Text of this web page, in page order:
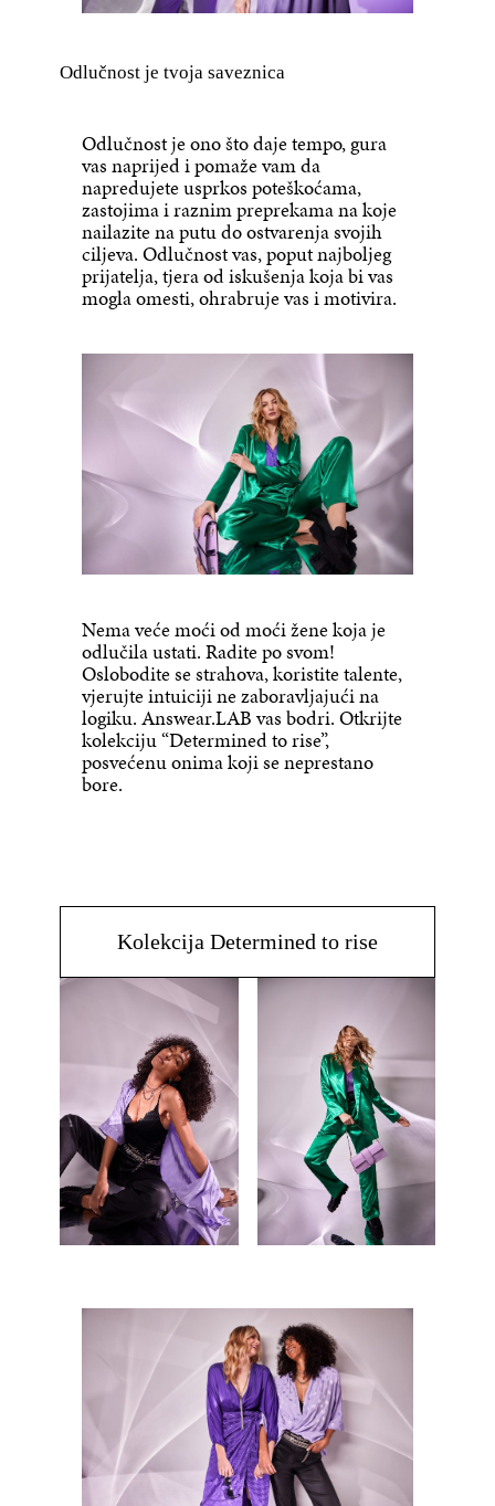
Odlučnost je tvoja saveznica
Odlučnost je ono što daje tempo, gura
vas naprijed i pomaže vam da
napredujete usprkos poteškoćama,
zastojima i raznim preprekama na koje
nailazite na putu do ostvarenja svojih
ciljeva. Odlučnost vas, poput najboljeg
prijatelja, tjera od iskušenja koja bi vas
mogla omesti, ohrabruje vas i motivira.
Nema veće moći od moći žene koja je
odlučila ustati. Radite po svom!
Oslobodite se strahova, koristite talente,
vjerujte intuiciji ne zaboravljajući na
logiku. Answear.LAB vas bodri. Otkrijte
kolekciju “Determined to rise”,
posvećenu onima koji se neprestano
bore.
Kolekcija Determined to rise